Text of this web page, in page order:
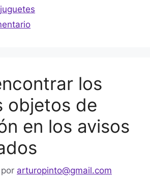
juguetes
los
objetos de
en los avisos
por arturopinto@gmail.com